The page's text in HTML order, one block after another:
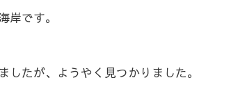
です。
たが、ようやく見つかりました。